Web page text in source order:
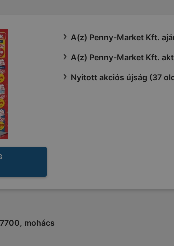
A(z) Penny-Market Kft.
A(z) Penny-Market Kft.
Nyitott akciós újság (37
mohács